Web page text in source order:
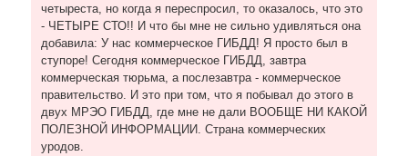
четыреста, но когда я переспросил, то оказалось, что это
- ЧЕТЫРЕ СТО!! И что бы мне не сильно удивляться она
добавила: У нас коммерческое ГИБДД! Я просто был в
ступоре! Сегодня коммерческое ГИБДД, завтра
коммерческая тюрьма, а послезавтра - коммерческое
правительство. И это при том, что я побывал до этого в
двух МРЭО ГИБДД, где мне не дали ВООБЩЕ НИ КАКОЙ
ПОЛЕЗНОЙ ИНФОРМАЦИИ. Страна коммерческих
уродов.